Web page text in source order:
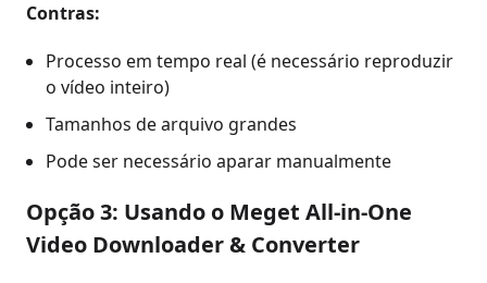
Contras:
Processo em tempo real (é necessário reproduzir
o vídeo inteiro)
Tamanhos de arquivo grandes
Pode ser necessário aparar manualmente
Opção 3: Usando o Meget All-in-One
Video Downloader & Converter